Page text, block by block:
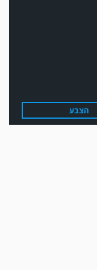
הצבע